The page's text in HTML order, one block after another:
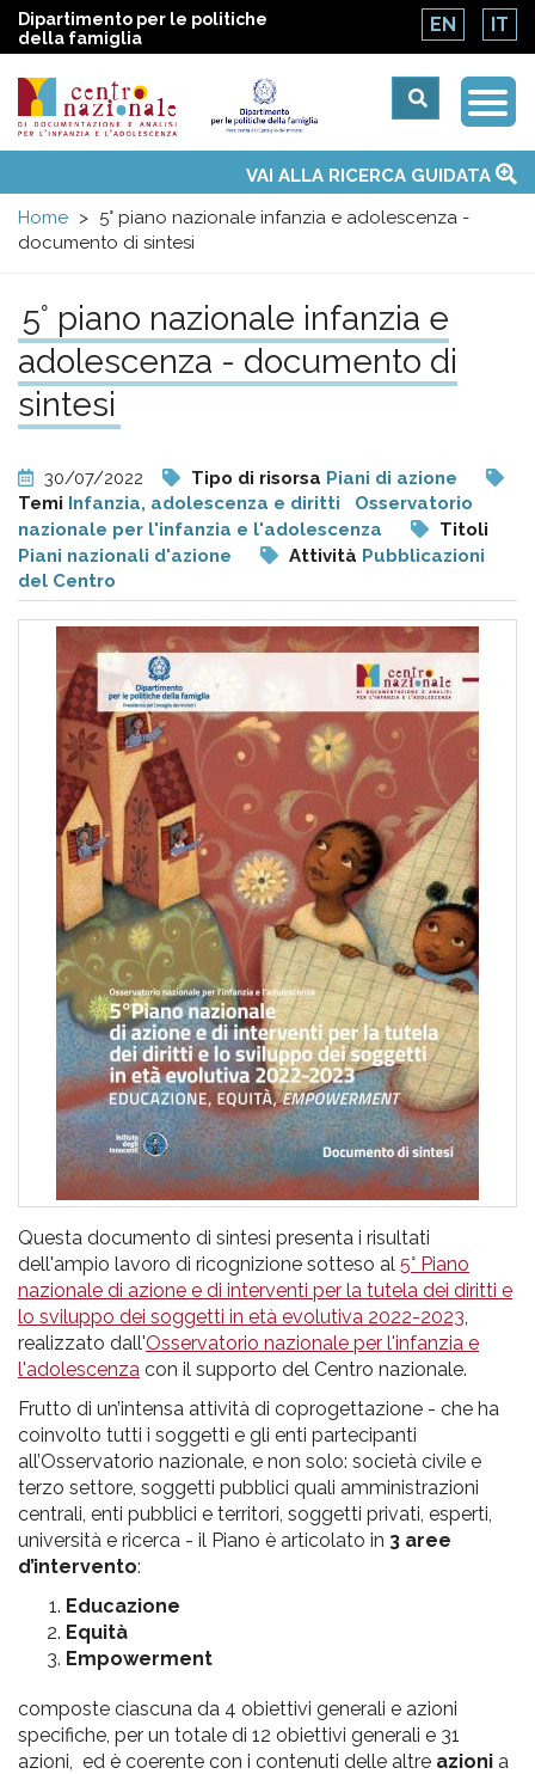
Dipartimento per le politiche
della famiglia
EN IT
Centro
nazionale
di
Documentazione
e
analisi
pr
l'infanzia
l'adolescenza
menu
Temi
Attività
Convenzione ONUVAI ALLA RICERCA GUIDATA
Home
5° piano nazionale infanzia e adolescenza -
documento di sintesi
5° piano nazionale infanzia e
adolescenza - documento di
sintesi
30/07/2022 Tipo di risorsa Piani di azione
Temi Infanzia, adolescenza e diritti
Osservatorio
nazionale per l'infanzia e l'adolescenza
Titoli
Piani nazionali d'azione
Attività Pubblicazioni
del Centro
Questa documento di sintesi presenta i risultati
dell'ampio lavoro di ricognizione sotteso al 5° Piano
nazionale di azione e di interventi per la tutela dei diritti e
lo sviluppo dei soggetti in età evolutiva 2022-2023,
realizzato dall'Osservatorio nazionale per l'infanzia e
l'adolescenza con il supporto del Centro nazionale.
Frutto di un’intensa attività di coprogettazione - che ha
coinvolto tutti i soggetti e gli enti partecipanti
all’Osservatorio nazionale, e non solo: società civile e
terzo settore, soggetti pubblici quali amministrazioni
centrali, enti pubblici e territori, soggetti privati, esperti,
università e ricerca - il Piano è articolato in 3 aree
d’intervento:
Educazione
Equità
Empowerment
composte ciascuna da 4 obiettivi generali e azioni
specifiche, per un totale di 12 obiettivi generali e 31
azioni, ed è coerente con i contenuti delle altre azioni a